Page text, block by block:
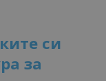
си
за